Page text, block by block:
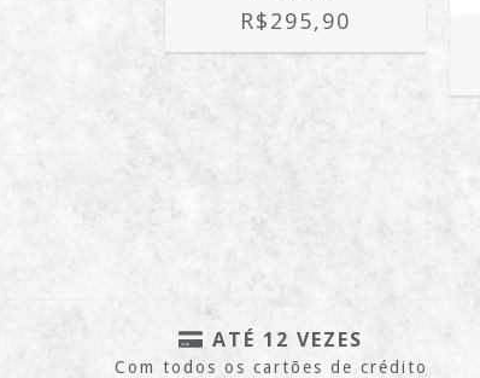
R$295,90
ATÉ 12 VEZES
Com todos os cartões de crédito